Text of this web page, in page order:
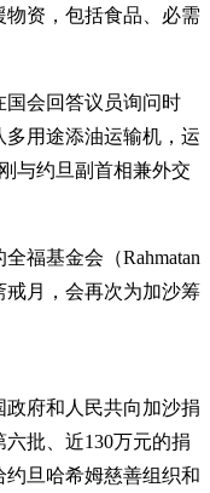
资，包括食品、必需
国会回答议员询问时
用途添油运输机，运
与约旦副首相兼外交
福基金会（Rahmatan
戒月，会再次为加沙筹
政府和人民共向加沙捐
批、近130万元的捐
旦哈希姆慈善组织和